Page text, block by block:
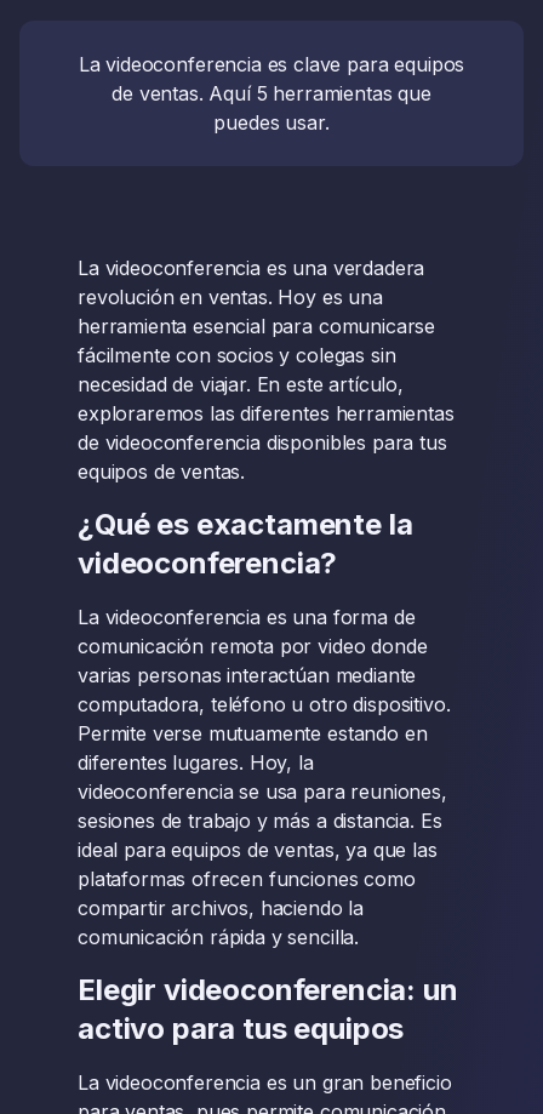
La videoconferencia es clave para equipos
de ventas. Aquí 5 herramientas que
puedes usar.
La videoconferencia es una verdadera
revolución en ventas. Hoy es una
herramienta esencial para comunicarse
fácilmente con socios y colegas sin
necesidad de viajar. En este artículo,
exploraremos las diferentes herramientas
de videoconferencia disponibles para tus
equipos de ventas.
¿Qué es exactamente la
videoconferencia?
La videoconferencia es una forma de
comunicación remota por video donde
varias personas interactúan mediante
computadora, teléfono u otro dispositivo.
Permite verse mutuamente estando en
diferentes lugares. Hoy, la
videoconferencia se usa para reuniones,
sesiones de trabajo y más a distancia. Es
ideal para equipos de ventas, ya que las
plataformas ofrecen funciones como
compartir archivos, haciendo la
comunicación rápida y sencilla.
Elegir videoconferencia: un
activo para tus equipos
La videoconferencia es un gran beneficio